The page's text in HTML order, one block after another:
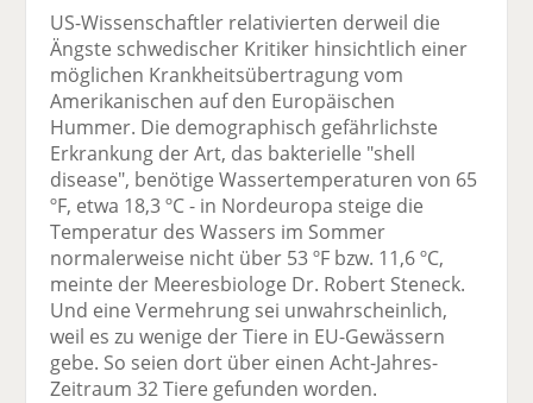
US-Wissenschaftler relativierten derweil die
Ängste schwedischer Kritiker hinsichtlich einer
möglichen Krankheitsübertragung vom
Amerikanischen auf den Europäischen
Hummer. Die demographisch gefährlichste
Erkrankung der Art, das bakterielle "shell
disease", benötige Wassertemperaturen von 65
ºF, etwa 18,3 ºC - in Nordeuropa steige die
Temperatur des Wassers im Sommer
normalerweise nicht über 53 ºF bzw. 11,6 ºC,
meinte der Meeresbiologe Dr. Robert Steneck.
Und eine Vermehrung sei unwahrscheinlich,
weil es zu wenige der Tiere in EU-Gewässern
gebe. So seien dort über einen Acht-Jahres-
Zeitraum 32 Tiere gefunden worden.